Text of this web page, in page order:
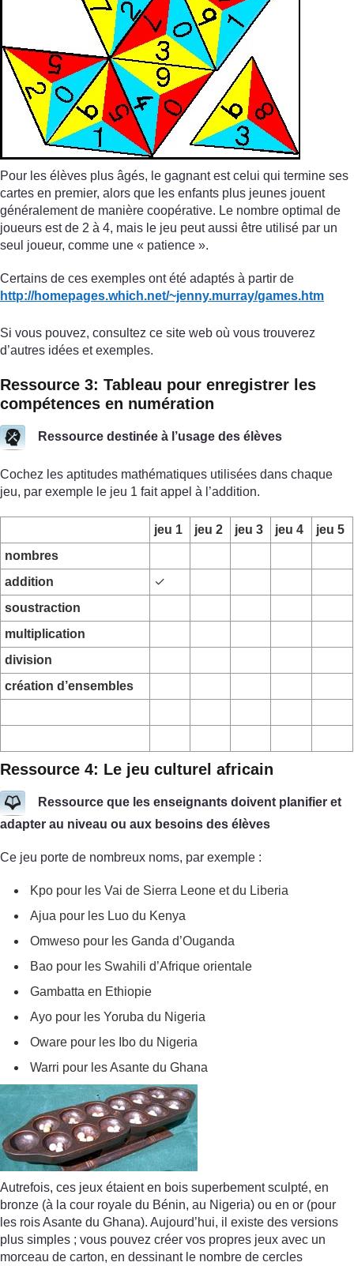
Pour les élèves plus âgés, le gagnant est celui qui termine ses
cartes en premier, alors que les enfants plus jeunes jouent
généralement de manière coopérative. Le nombre optimal de
joueurs est de 2 à 4, mais le jeu peut aussi être utilisé par un
seul joueur, comme une « patience ».
Certains de ces exemples ont été adaptés à partir de
http://homepages.which.net/~jenny.murray/games.htm
Si vous pouvez, consultez ce site web où vous trouverez
d’autres idées et exemples.
Ressource 3: Tableau pour enregistrer les
compétences en numération
Ressource destinée à l’usage des élèves
Cochez les aptitudes mathématiques utilisées dans chaque
jeu, par exemple le jeu 1 fait appel à l’addition.
jeu 1 jeu 2 jeu 3 jeu 4
jeu 5
nombres
addition
✓
soustraction
multiplication
division
création d’ensembles
Ressource 4: Le jeu culturel africain
Ressource que les enseignants doivent planifier et
adapter au niveau ou aux besoins des élèves
Ce jeu porte de nombreux noms, par exemple :
Kpo pour les Vai de Sierra Leone et du Liberia
Ajua pour les Luo du Kenya
Omweso pour les Ganda d’Ouganda
Bao pour les Swahili d’Afrique orientale
Gambatta en Ethiopie
Ayo pour les Yoruba du Nigeria
Oware pour les Ibo du Nigeria
Warri pour les Asante du Ghana
Autrefois, ces jeux étaient en bois superbement sculpté, en
bronze (à la cour royale du Bénin, au Nigeria) ou en or (pour
les rois Asante du Ghana). Aujourd’hui, il existe des versions
plus simples ; vous pouvez créer vos propres jeux avec un
morceau de carton, en dessinant le nombre de cercles